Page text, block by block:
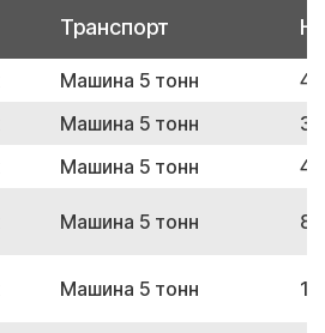
Транспорт
Машина 5 тонн
Машина 5 тонн
Машина 5 тонн
Машина 5 тонн
Машина 5 тонн